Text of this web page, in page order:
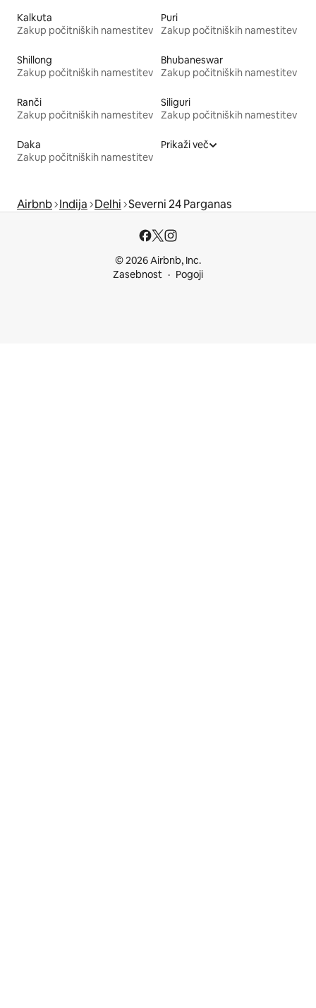
Kalkuta
Zakup počitniških namestitev
Puri
Zakup počitniških namestitev
Shillong
Zakup počitniških namestitev
Bhubaneswar
Zakup počitniških namestitev
Ranči
Zakup počitniških namestitev
Siliguri
Zakup počitniških namestitev
Daka
Zakup počitniških namestitev
Prikaži več
Airbnb Indija Delhi Severni 24 Parganas
© 2026 Airbnb, Inc.
Zasebnost
Pogoji